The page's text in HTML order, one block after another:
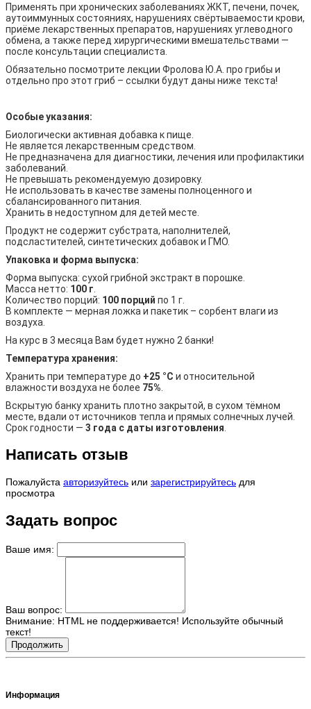
Применять при хронических заболеваниях ЖКТ, печени, почек,
аутоиммунных состояниях, нарушениях свёртываемости крови,
приёме лекарственных препаратов, нарушениях углеводного
обмена, а также перед хирургическими вмешательствами —
после консультации специалиста.
Обязательно посмотрите лекции Фролова Ю.А. про грибы и
отдельно про этот гриб – ссылки будут даны ниже текста!
Особые указания:
Биологически активная добавка к пище.
Не является лекарственным средством.
Не предназначена для диагностики, лечения или профилактики
заболеваний.
Не превышать рекомендуемую дозировку.
Не использовать в качестве замены полноценного и
сбалансированного питания.
Хранить в недоступном для детей месте.
Продукт не содержит субстрата, наполнителей,
подсластителей, синтетических добавок и ГМО.
Упаковка и форма выпуска:
Форма выпуска: сухой грибной экстракт в порошке.
Масса нетто: 100 г
Количество порций: 100 порций по 1 г.
В комплекте — мерная ложка и пакетик – сорбент влаги из
воздуха.
На курс в 3 месяца Вам будет нужно 2 банки!
Температура хранения:
Хранить при температуре до +25 °C и относительной
влажности воздуха не более 75%
Вскрытую банку хранить плотно закрытой, в сухом тёмном
месте, вдали от источников тепла и прямых солнечных лучей.
Срок годности — 3 года с даты изготовления
Написать отзыв
Пожалуйста авторизуйтесь или зарегистрируйтесь для
просмотра
Задать вопрос
Ваше имя:
Ваш вопрос:
Внимание: HTML не поддерживается! Используйте обычный
текст!
Продолжить
Информация